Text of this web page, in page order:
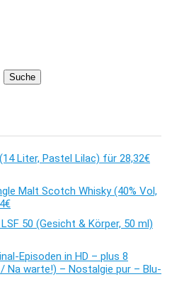
Suche
Liter, Pastel Lilac) für 28,32€
Malt Scotch Whisky (40% Vol,
50 (Gesicht & Körper, 50 ml)
Episoden in HD – plus 8
Na warte!) – Nostalgie pur – Blu-